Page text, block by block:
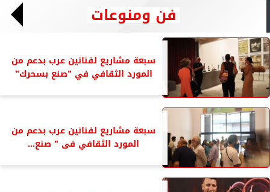
فن ومنوعات
سبعة مشاريع لفنانين عرب بدعم من
المورد الثقافي في ”صنع بسحرك”
سبعة مشاريع لفنانين عرب بدعم من
المورد الثقافي فى ” صنع...